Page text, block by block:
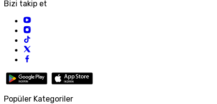
Bizi takip et
Popüler Kategoriler